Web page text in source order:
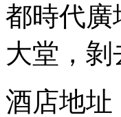
都時代廣
大堂，剝
酒店地址